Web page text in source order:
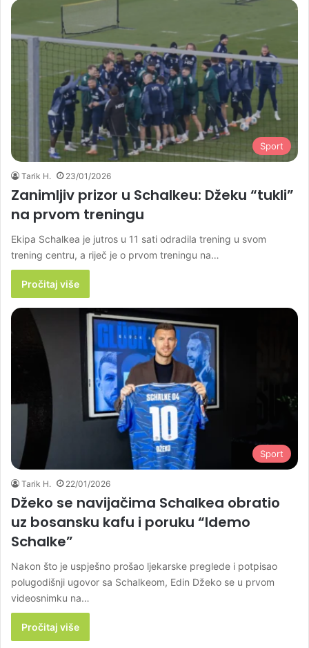
Sport
Tarik H. 23/01/2026
Zanimljiv prizor u Schalkeu: Džeku “tukli”
na prvom treningu
Ekipa Schalkea je jutros u 11 sati odradila trening u svom
trening centru, a riječ je o prvom treningu na…
Pročitaj više
Sport
Tarik H. 22/01/2026
Džeko se navijačima Schalkea obratio
uz bosansku kafu i poruku “Idemo
Schalke”
Nakon što je uspješno prošao ljekarske preglede i potpisao
polugodišnji ugovor sa Schalkeom, Edin Džeko se u prvom
videosnimku na…
Pročitaj više